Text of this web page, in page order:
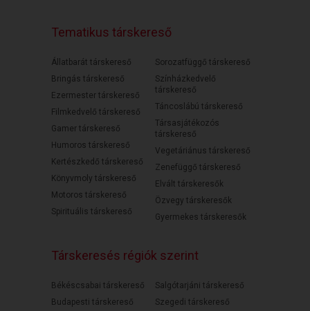
Tematikus társkereső
Állatbarát társkereső
Bringás társkereső
Ezermester társkereső
Filmkedvelő társkereső
Gamer társkereső
Humoros társkereső
Kertészkedő társkereső
Könyvmoly társkereső
Motoros társkereső
Spirituális társkereső
Sorozatfüggő társkereső
Színházkedvelő
társkereső
Táncoslábú társkereső
Társasjátékozós
társkereső
Vegetáriánus társkereső
Zenefüggő társkereső
Elvált társkeresők
Özvegy társkeresők
Gyermekes társkeresők
Társkeresés régiók szerint
Békéscsabai társkereső
Budapesti társkereső
Salgótarjáni társkereső
Szegedi társkereső